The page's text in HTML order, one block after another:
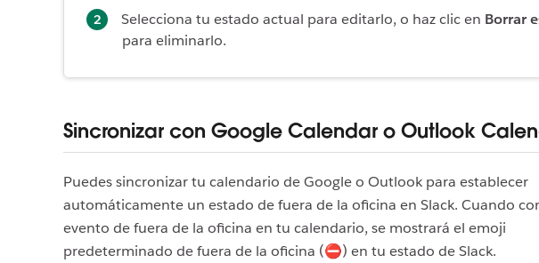
Selecciona tu estado actual para editarlo, o haz clic en Borrar
para eliminarlo.
Sincronizar con Google Calendar o Outlook
Puedes sincronizar tu calendario de Google o Outlook para establecer
automáticamente un estado de fuera de la oficina en Slack. Cuando
evento de fuera de la oficina en tu calendario, se mostrará el emoji
predeterminado de fuera de la oficina (⛔) en tu estado de Slack.